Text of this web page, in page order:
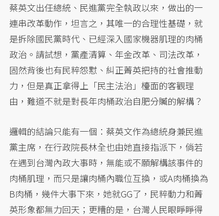
蔡英文出任總統、民進黨完全執政以來，做出的一
連串改革動作，坦言之，其唯一的合理性基礎，就
是拆除國民黨時代、已經深入國家機器肌理的肉桶
政治。請試想，黨產清算、年金改革、司法改革，
固然背後也有民粹怨懟、糾正菁英把持的社會推動
力，但是真正拿得上「民主法治」檯面的客觀理
由，難道不就是對長年肉桶政治自肥分贓的解構？
邏輯的結論只能有一個：蔡英文作為總統身兼民進
黨主席，在行政院長林全也由她直接指派下，倘若
在遇到台灣內政大事時，無能或不願解構該事件的
肉桶肌理，而只是讓肉桶內職位互換，或A肉桶換為
B肉桶，幾件大事下來，她就GG了，民粹動力和菁
英形象都無力回天；更糟的是，台灣人民眼睜睜得